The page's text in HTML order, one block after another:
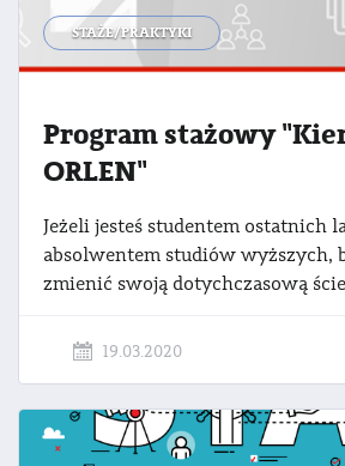
STAŻE/PRAKTYKI
Program stażowy
ORLEN"
Jeżeli jesteś studentem ostatnich
absolwentem studiów wyższych,
19.03.2020